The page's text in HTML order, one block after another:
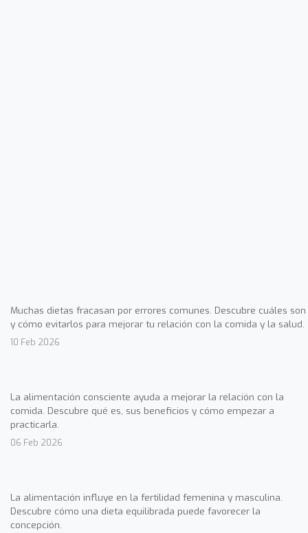
Muchas dietas fracasan por errores comunes. Descubre cuáles son
y cómo evitarlos para mejorar tu relación con la comida y la salud.
10 Feb 2026
La alimentación consciente ayuda a mejorar la relación con la
comida. Descubre qué es, sus beneficios y cómo empezar a
practicarla.
06 Feb 2026
La alimentación influye en la fertilidad femenina y masculina.
Descubre cómo una dieta equilibrada puede favorecer la
concepción.